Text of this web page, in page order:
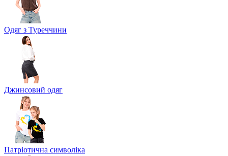
Одяг з Туреччини
Джинсовий одяг
Патріотична символіка